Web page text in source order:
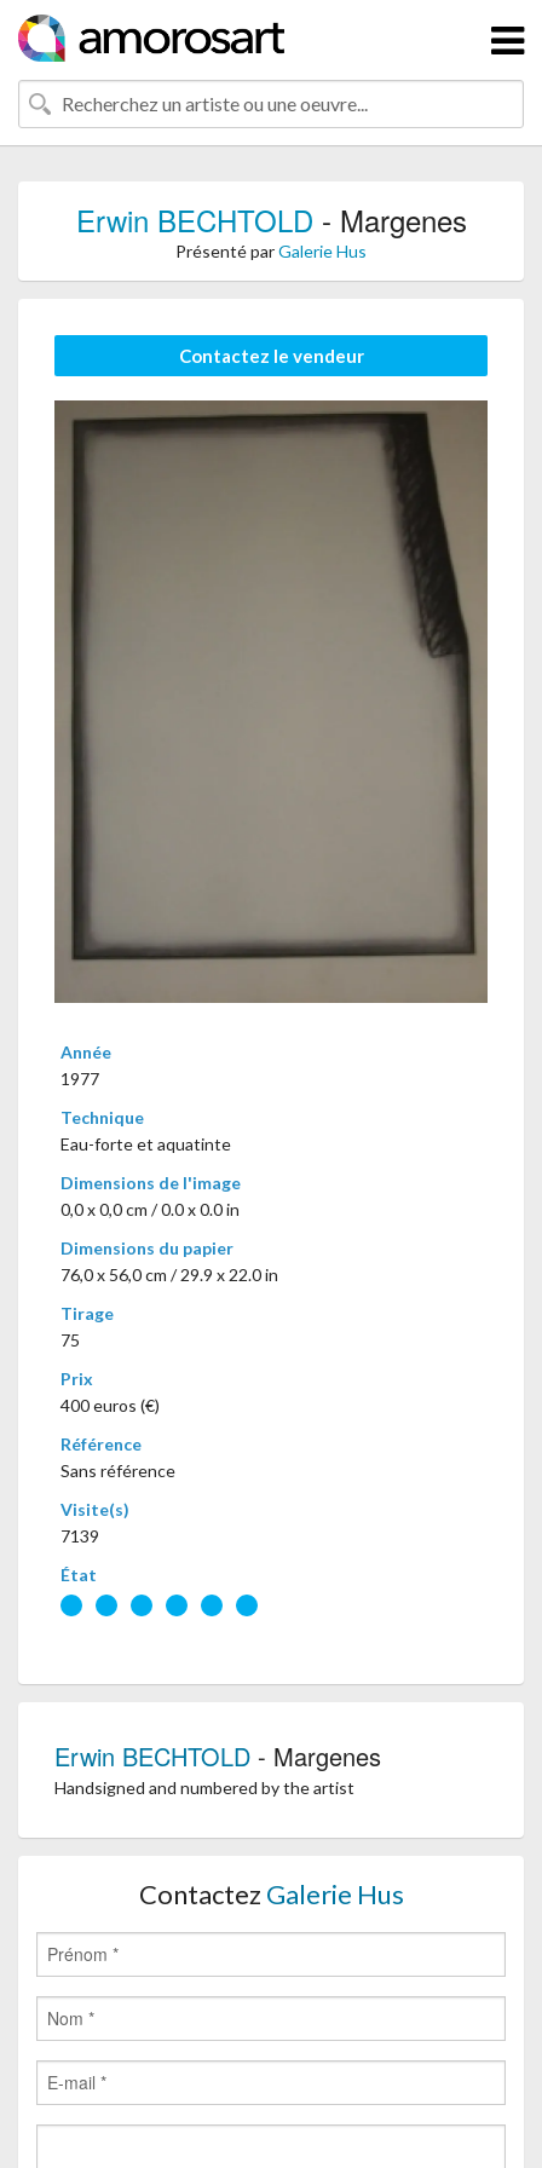
Erwin BECHTOLD - Margenes
Présenté parGalerie Hus
Contactez le vendeur
Année
1977
Technique
Eau-forte et aquatinte
Dimensions de l'image
0,0 x 0,0 cm / 0.0 x 0.0 in
Dimensions du papier
76,0 x 56,0 cm / 29.9 x 22.0 in
Tirage
75
Prix
400 euros (€)
Référence
Sans référence
Visite(s)
7139
État
Erwin BECHTOLD - Margenes
Handsigned and numbered by the artist
Contactez Galerie Hus